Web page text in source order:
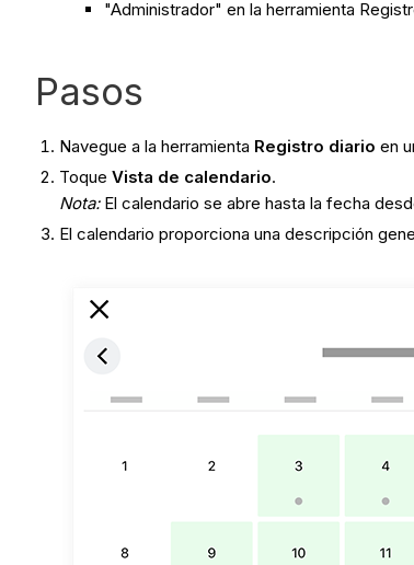
"Administrador" en la herramienta
Pasos
Navegue a la herramienta Registro diario en
ToqueVista de calendario.
Nota:El calendario se abre hasta la fecha
El calendario proporciona una descripción